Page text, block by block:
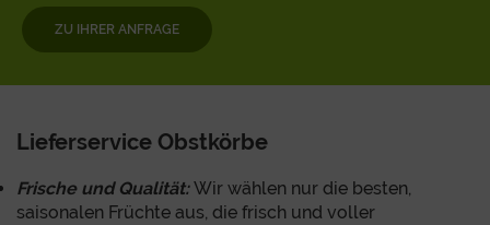
ZU IHRER ANFRAGE
Lieferservice Obstkörbe
Frische und Qualität: Wir wählen nur die besten,
saisonalen Früchte aus, die frisch und voller